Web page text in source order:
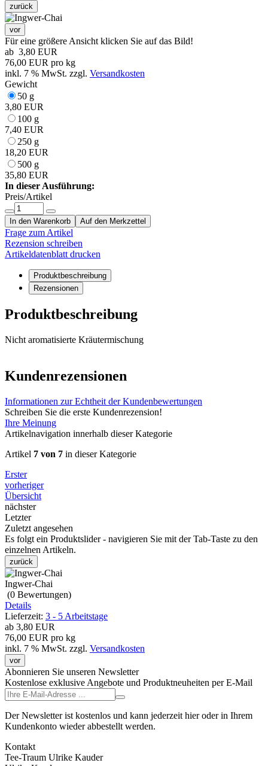
zurück
vor
Für eine größere Ansicht klicken Sie auf das Bild!
ab 3,80 EUR
76,00 EUR pro kg
inkl. 7 % MwSt. zzgl. Versandkosten
Gewicht
50 g
3,80 EUR
100 g
7,40 EUR
250 g
18,20 EUR
500 g
35,80 EUR
In dieser Ausführung:
Preis/Artikel
In den Warenkorb Auf den Merkzettel
Frage zum Artikel
Rezension schreiben
Artikeldatenblatt drucken
Produktbeschreibung
Rezensionen
Produktbeschreibung
Nicht aromatisierte Kräutermischung
Kundenrezensionen
Informationen zur Echtheit der Kundenbewertungen
Schreiben Sie die erste Kundenrezension!
Ihre Meinung
Artikelnavigation innerhalb dieser Kategorie
Artikel 7 von 7 in dieser Kategorie
Erster
vorheriger
Übersicht
nächster
Letzter
Zuletzt angesehen
Es folgt ein Produktslider - navigieren Sie mit der Tab-Taste zu den
einzelnen Artikeln.
zurück
Ingwer-Chai
(0 Bewertungen)
Details
Lieferzeit: 3 - 5 Arbeitstage
ab 3,80 EUR
76,00 EUR pro kg
inkl. 7 % MwSt. zzgl. Versandkosten
vor
Abonnieren Sie unseren Newsletter
Kostenlose exklusive Angebote und Produktneuheiten per E-Mail
Der Newsletter ist kostenlos und kann jederzeit hier oder in Ihrem
Kundenkonto wieder abbestellt werden.
Kontakt
Tee-Traum Ulrike Kauder